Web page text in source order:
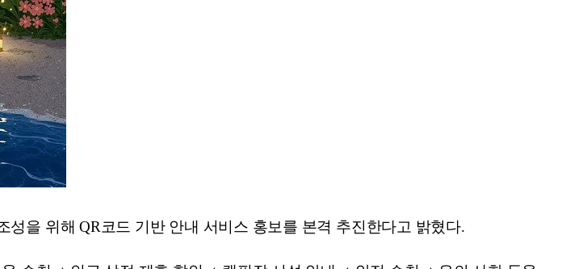
을 위해 QR코드 기반 안내 서비스 홍보를 본격 추진한다고 밝혔다.